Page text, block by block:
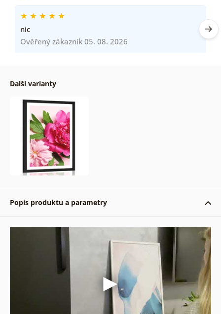
nic
Ověřený zákazník 05. 08. 2026
Další varianty
Popis produktu a parametry